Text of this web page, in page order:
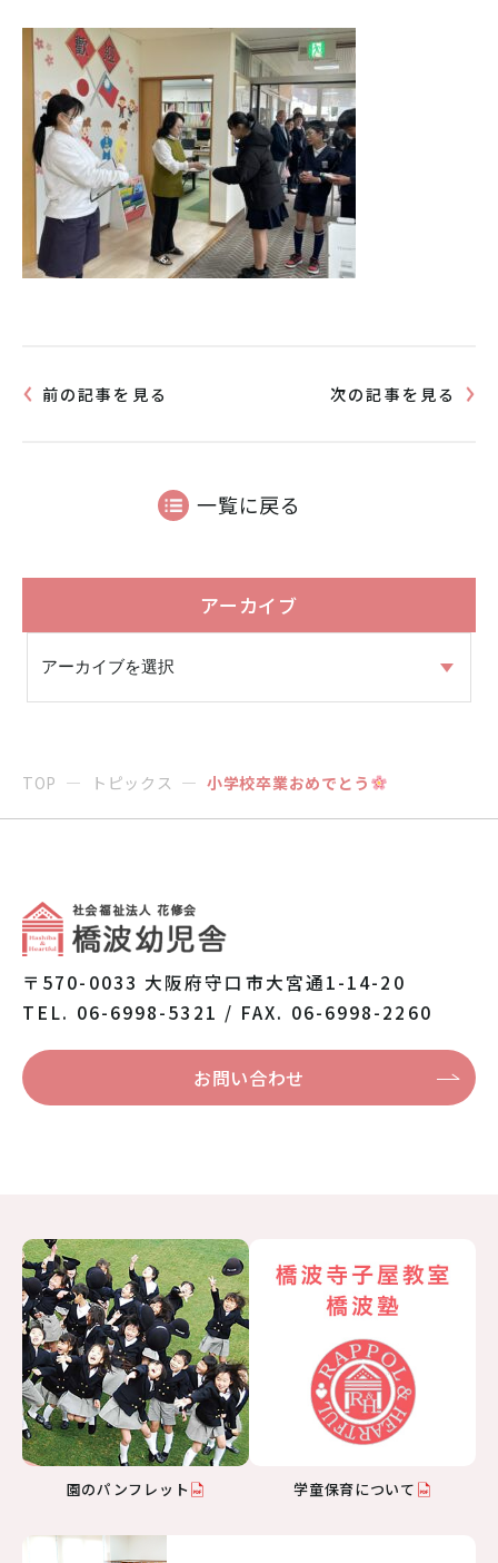
前の記事を見る 次の記事を見る
一覧に戻る
アーカイブ
TOP トピックス 小学校卒業おめでとう
〒570-0033 大阪府守口市大宮通1-14-20
TEL. 06-6998-5321 / FAX. 06-6998-2260
お問い合わせ
園のパンフレット 学童保育について